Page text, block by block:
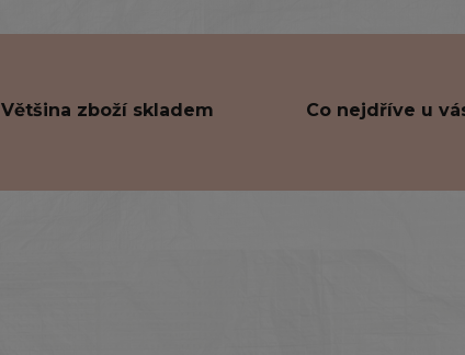
Většina zboží skladem Co nejdříve u